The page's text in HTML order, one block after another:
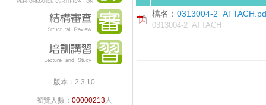
版本：2.3.10
瀏覽人數： 00000213人
檔名： 0313004-
0313004-2_ATTACH